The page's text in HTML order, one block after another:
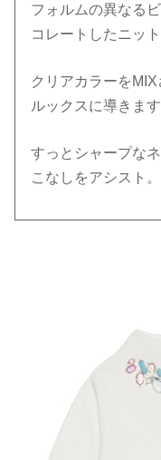
フォルムの異なる
コレートしたニッ
クリアカラーを
ルックスに導きます
すっとシャープな
こなしをアシスト。